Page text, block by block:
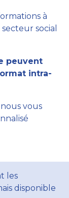
à
social
peuvent
intra-
vous
les
disponible